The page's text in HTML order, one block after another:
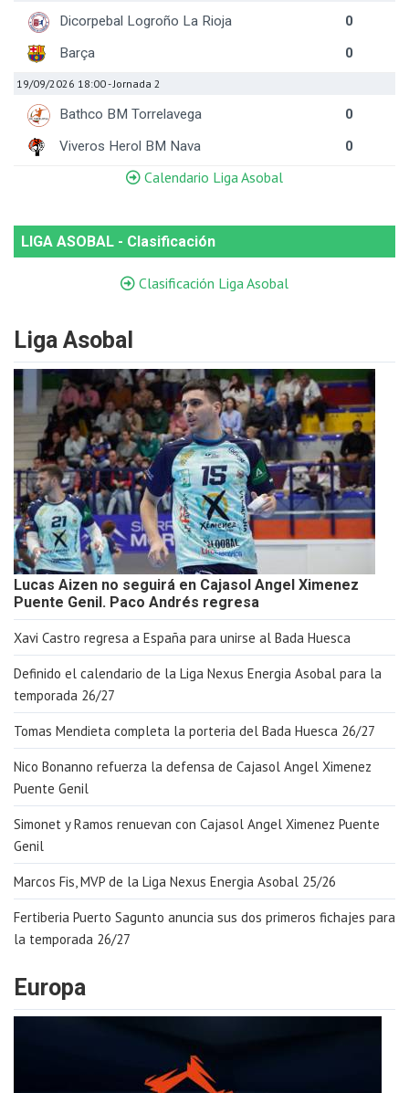
Dicorpebal Logroño La Rioja
0
Barça
0
19/09/2026 18:00- Jornada 2
Bathco BM Torrelavega
0
Viveros Herol BM Nava
0
Calendario Liga Asobal
LIGA ASOBAL - Clasificación
Clasificación Liga Asobal
Liga Asobal
Lucas Aizen no seguirá en Cajasol Angel Ximenez
Puente Genil. Paco Andrés regresa
Xavi Castro regresa a España para unirse al Bada Huesca
Definido el calendario de la Liga Nexus Energia Asobal para la
temporada 26/27
Tomas Mendieta completa la porteria del Bada Huesca 26/27
Nico Bonanno refuerza la defensa de Cajasol Angel Ximenez
Puente Genil
Simonet y Ramos renuevan con Cajasol Angel Ximenez Puente
Genil
Marcos Fis, MVP de la Liga Nexus Energia Asobal 25/26
Fertiberia Puerto Sagunto anuncia sus dos primeros fichajes para
la temporada 26/27
Europa